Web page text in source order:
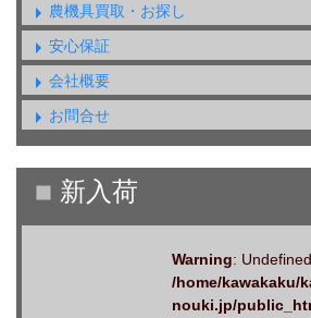
農機具買取・お探し
安心保証
会社概要
お問合せ
Warning:
/home/kawakaku/
nouki.jp/